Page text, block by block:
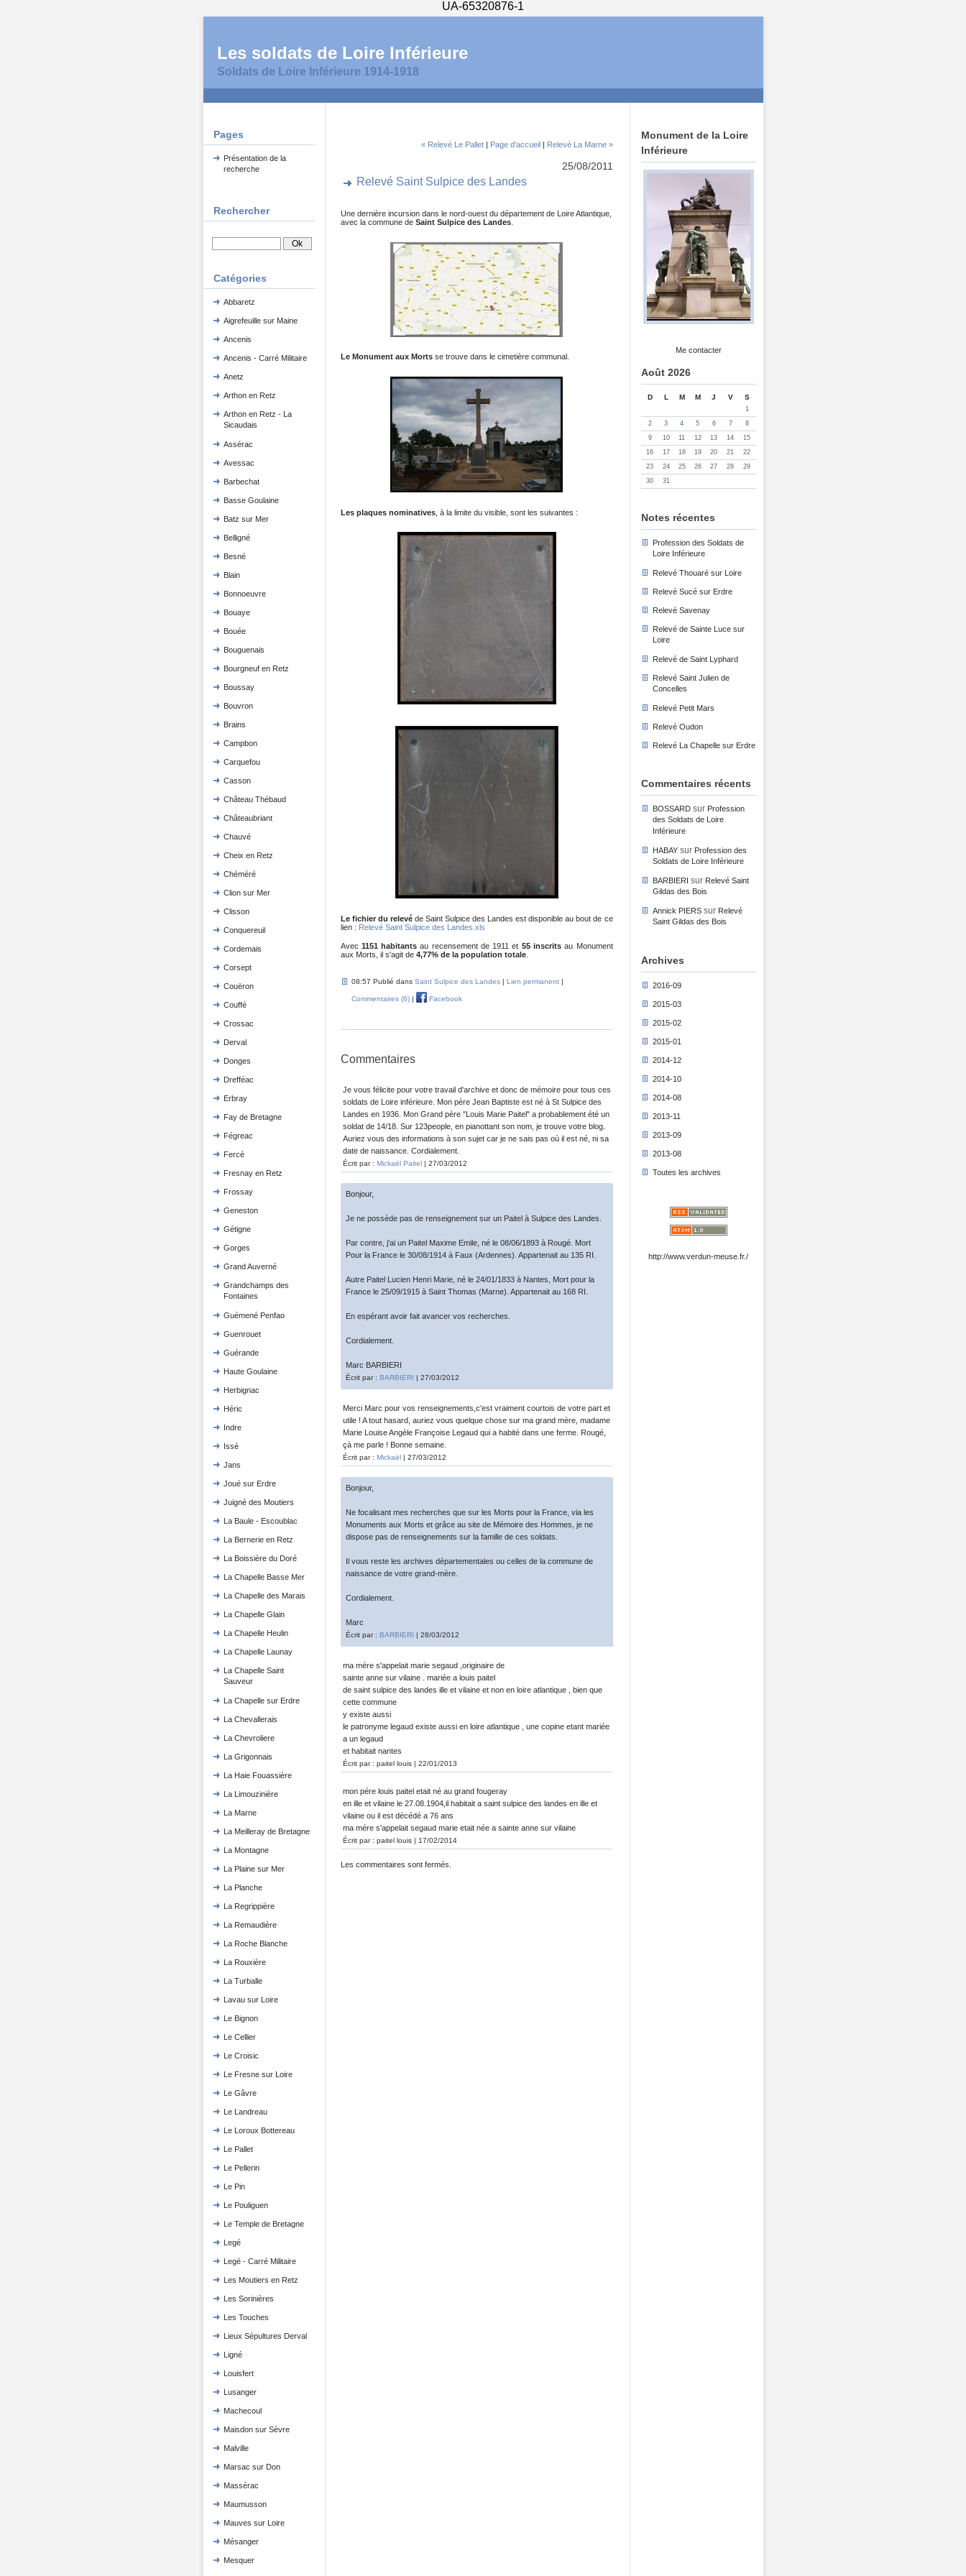
UA-65320876-1
Les soldats de Loire Inférieure
Soldats de Loire Inférieure 1914-1918
Pages
Présentation de la
recherche
Rechercher
Catégories
Abbaretz
Aigrefeuille sur Maine
Ancenis
Ancenis - Carré Militaire
Anetz
Arthon en Retz
Arthon en Retz - La
Sicaudais
Assérac
Avessac
Barbechat
Basse Goulaine
Batz sur Mer
Belligné
Besné
Blain
Bonnoeuvre
Bouaye
Bouée
Bouguenais
Bourgneuf en Retz
Boussay
Bouvron
Brains
Campbon
Carquefou
Casson
Château Thébaud
Châteaubriant
Chauvé
Cheix en Retz
Chéméré
Clion sur Mer
Clisson
Conquereuil
Cordemais
Corsept
Couëron
Couffé
Crossac
Derval
Donges
Drefféac
Erbray
Fay de Bretagne
Fégreac
Fercé
Fresnay en Retz
Frossay
Geneston
Gétigne
Gorges
Grand Auverné
Grandchamps des
Fontaines
Guémené Penfao
Guenrouet
Guérande
Haute Goulaine
Herbignac
Héric
Indre
Issé
Jans
Joué sur Erdre
Juigné des Moutiers
La Baule - Escoublac
La Bernerie en Retz
La Boissière du Doré
La Chapelle Basse Mer
La Chapelle des Marais
La Chapelle Glain
La Chapelle Heulin
La Chapelle Launay
La Chapelle Saint
Sauveur
La Chapelle sur Erdre
La Chevallerais
La Chevroliere
La Grigonnais
La Haie Fouassière
La Limouzinière
La Marne
La Meilleray de Bretagne
La Montagne
La Plaine sur Mer
La Planche
La Regrippière
La Remaudière
La Roche Blanche
La Rouxière
La Turballe
Lavau sur Loire
Le Bignon
Le Cellier
Le Croisic
Le Fresne sur Loire
Le Gâvre
Le Landreau
Le Loroux Bottereau
Le Pallet
Le Pellerin
Le Pin
Le Pouliguen
Le Temple de Bretagne
Legé
Legé - Carré Militaire
Les Moutiers en Retz
Les Sorinières
Les Touches
Lieux Sépultures Derval
Ligné
Louisfert
Lusanger
Machecoul
Maisdon sur Sèvre
Malville
Marsac sur Don
Massérac
Maumusson
Mauves sur Loire
Mésanger
Mesquer
Monument de la Loire
Inférieure
Me contacter
Août 2026
D L M M J V S
1
2
3 4 5 6 7
8
9
10 11 12 13 14
15
16
17 18 19 20 21
22
23
24 25 26 27 28
29
30
31
Notes récentes
Profession des Soldats de
Loire Inférieure
Relevé Thouaré sur Loire
Relevé Sucé sur Erdre
Relevé Savenay
Relevé de Sainte Luce sur
Loire
Relevé de Saint Lyphard
Relevé Saint Julien de
Concelles
Relevé Petit Mars
Relevé Oudon
Relevé La Chapelle sur Erdre
Commentaires récents
BOSSARDsur Profession
des Soldats de Loire
Inférieure
HABAYsur Profession des
Soldats de Loire Inférieure
BARBIERI sur Relevé Saint
Gildas des Bois
Annick PIERSsur Relevé
Saint Gildas des Bois
Archives
2016-09
2015-03
2015-02
2015-01
2014-12
2014-10
2014-08
2013-11
2013-09
2013-08
Toutes les archives
http://www.verdun-meuse.fr./
« Relevé Le Pallet| Page d'accueil| Relevé La Marne »
25/08/2011
Relevé Saint Sulpice des Landes
Une dernière incursion dans le nord-ouest du département de Loire Atlantique,
avec la commune de Saint Sulpice des Landes.
Le Monument aux Mortsse trouve dans le cimetière communal.
Les plaques nominatives, à la limite du visible, sont les suivantes :
Le fichier du relevéde Saint Sulpice des Landes est disponible au bout de ce
lien : Relevé Saint Sulpice des Landes.xls
Avec 1151 habitants au recensement de 1911 et 55 inscritsau Monument
aux Morts, il s'agit de 4,77% de la population totale.
08:57 Publié dans Saint Sulpice des Landes| Lien permanent|
Commentaires (6)| Facebook
Commentaires
Je vous félicite pour votre travail d'archive et donc de mémoire pour tous ces
soldats de Loire inférieure. Mon père Jean Baptiste est né à St Sulpice des
Landes en 1936. Mon Grand père "Louis Marie Paitel" a probablement été un
soldat de 14/18. Sur 123people, en pianottant son nom, je trouve votre blog.
Auriez vous des informations à son sujet car je ne sais pas où il est né, ni sa
date de naissance. Cordialement.
Écrit par : Mickaël Paitel| 27/03/2012
Bonjour,
Je ne possède pas de renseignement sur un Paitel à Sulpice des Landes.
Par contre, j'ai un Paitel Maxime Emile, né le 08/06/1893 à Rougé. Mort
Pour la France le 30/08/1914 à Faux (Ardennes). Appartenait au 135 RI.
Autre Paitel Lucien Henri Marie, né le 24/01/1833 à Nantes, Mort pour la
France le 25/09/1915 à Saint Thomas (Marne). Appartenait au 168 RI.
En espérant avoir fait avancer vos recherches.
Cordialement.
Marc BARBIERI
Écrit par : BARBIERI | 27/03/2012
Merci Marc pour vos renseignements,c'est vraiment courtois de votre part et
utile ! A tout hasard, auriez vous quelque chose sur ma grand mère, madame
Marie Louise Angèle Françoise Legaud qui a habité dans une ferme. Rougé,
çà me parle ! Bonne semaine.
Écrit par : Mickaël| 27/03/2012
Bonjour,
Ne focalisant mes recherches que sur les Morts pour la France, via les
Monuments aux Morts et grâce au site de Mémoire des Hommes, je ne
dispose pas de renseignements sur la famille de ces soldats.
Il vous reste les archives départementales ou celles de la commune de
naissance de votre grand-mère.
Cordialement.
Marc
Écrit par : BARBIERI | 28/03/2012
ma mére s'appelait marie segaud ,originaire de
sainte anne sur vilaine . mariée a louis paitel
de saint sulpice des landes ille et vilaine et non en loire atlantique , bien que
cette commune
y existe aussi
le patronyme legaud existe aussi en loire atlantique , une copine etant mariée
a un legaud
et habitait nantes
Écrit par : paitel louis | 22/01/2013
mon pére louis paitel etait né au grand fougeray
en ille et vilaine le 27.08.1904,il habitait a saint sulpice des landes en ille et
vilaine ou il est décédé a 76 ans
ma mére s'appelait segaud marie etait née a sainte anne sur vilaine
Écrit par : paitel louis | 17/02/2014
Les commentaires sont fermés.